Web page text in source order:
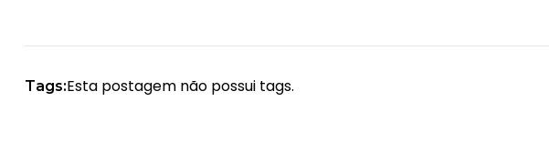
Tags:Esta postagem não possui tags.